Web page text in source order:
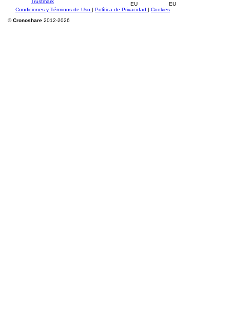
Condiciones y Términos de Uso | Política de Privacidad | Cookies
©Cronoshare 2012-2026